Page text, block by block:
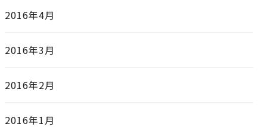
2016年4月
2016年3月
2016年2月
2016年1月